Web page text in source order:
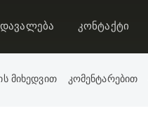
დავალება კონტაქტი
მიხედვით კომენტარებით